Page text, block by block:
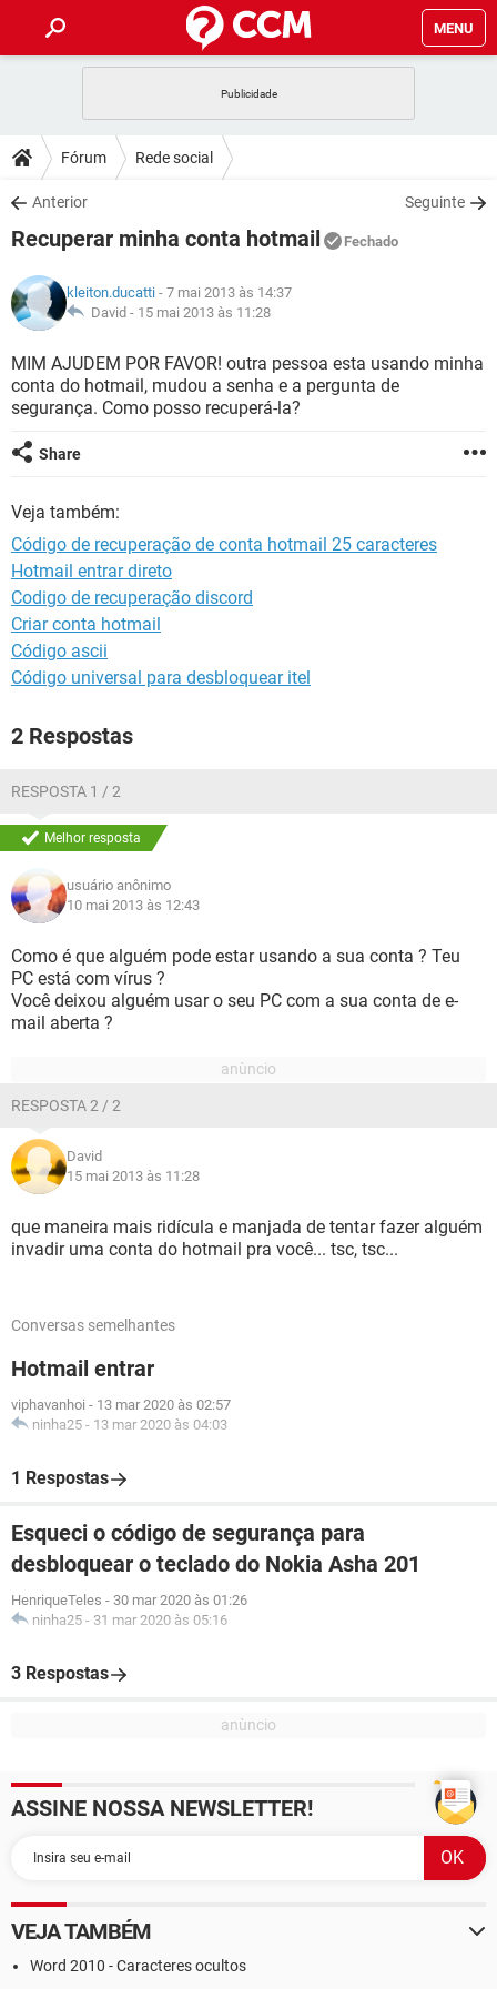
MENU
CELULAR
OUTLOOK
INSTAGRAM GMAIL
GUIA DE COMPRAS
DICAS
JOGOS
INSTAGRAM GMAIL
GUIA DE COMPRAS
DOWNLOADS
JOGOS WHATSAPP
CELULAR
OUTLOOK EXCEL
INSTAGRAM
GUIA DE COMPRAS
FÓRUM
JOGOS WHATSAPP
CELULAR
OUTLOOK EXCEL
INSTAGRAM GMAIL
GUIA DE COMPRAS
GLOSSÁRIO
JOGOS
CELULAR FACEBOOK
INSTAGRAM
GUIA DE COMPRAS
Fórum Rede social
Anterior Seguinte
Recuperar minha conta hotmail Fechado
kleiton.ducatti - 7 mai 2013 às 14:37
David - 15 mai 2013 às 11:28
MIM AJUDEM POR FAVOR! outra pessoa esta usando minha
conta do hotmail, mudou a senha e a pergunta de
segurança. Como posso recuperá-la?
Share
Veja também:
Código de recuperação de conta hotmail 25 caracteres
Hotmail entrar direto
Codigo de recuperação discord
Criar conta hotmail
Código ascii
Código universal para desbloquear itel
2 Respostas
RESPOSTA 1 / 2
Melhor resposta
usuário anônimo
10 mai 2013 às 12:43
Como é que alguém pode estar usando a sua conta ? Teu
PC está com vírus ?
Você deixou alguém usar o seu PC com a sua conta de e-
mail aberta ?
RESPOSTA 2 / 2
David
15 mai 2013 às 11:28
que maneira mais ridícula e manjada de tentar fazer alguém
invadir uma conta do hotmail pra você... tsc, tsc...
Conversas semelhantes
Hotmail entrar
viphavanhoi - 13 mar 2020 às 02:57
ninha25 - 13 mar 2020 às 04:03
1 Respostas
Esqueci o código de segurança para
desbloquear o teclado do Nokia Asha 201
HenriqueTeles - 30 mar 2020 às 01:26
ninha25 - 31 mar 2020 às 05:16
3 Respostas
ASSINE NOSSA NEWSLETTER!
VEJA TAMBÉM
Word 2010 - Caracteres ocultos